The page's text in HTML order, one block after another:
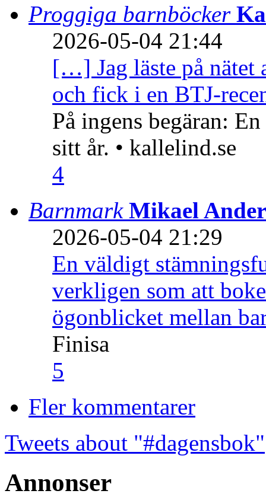
Proggiga barnböcker
2026-05-04 21:44
[…] Jag läste på nätet
och fick i en BTJ-
På ingens begäran:
sitt år. • kallelind.se
4
Barnmark Mikael
2026-05-04 21:29
En väldigt
verkligen som att
ögonblicket mellan
Finisa
5
Fler kommentarer
Tweets about "#dagensbok"
Annonser